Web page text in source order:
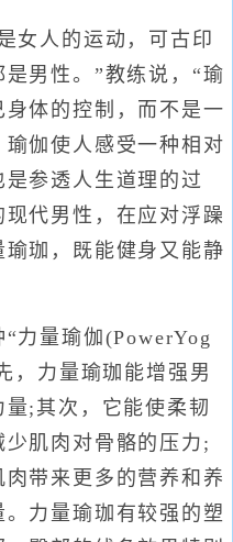
人的运动，可古印
男性。”教练说，“瑜
体的控制，而不是一
伽使人感受一种相对
参透人生道理的过
代男性，在应对浮躁
珈，既能健身又能静
量瑜伽(PowerYog
，力量瑜珈能增强男
;其次，它能使柔韧
肌肉对骨骼的压力;
带来更多的营养和养
力量瑜珈有较强的塑